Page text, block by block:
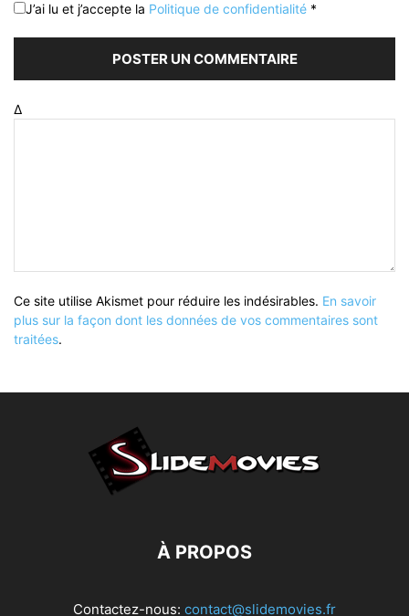
J’ai lu et j’accepte la Politique de confidentialité *
Δ
Ce site utilise Akismet pour réduire les indésirables. En savoir
plus sur la façon dont les données de vos commentaires sont
traitées.
À PROPOS
Contactez-nous: contact@slidemovies.fr